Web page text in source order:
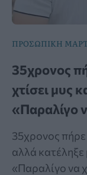
ΠΡΟΣΩΠΙΚΗ
35χρονος
χτίσει μυς
«Παραλίγο
35χρονος πήρε
αλλά
«Παραλίγο να